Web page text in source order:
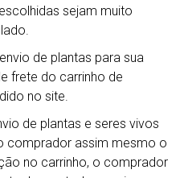
sejam muito
de plantas para sua
frete do carrinho de
no site.
de plantas e seres vivos
comprador assim mesmo o
no carrinho, o comprador